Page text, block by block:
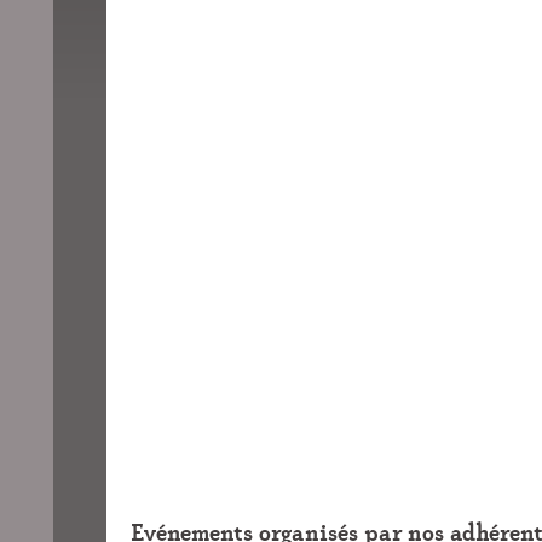
Evénements organisés par nos